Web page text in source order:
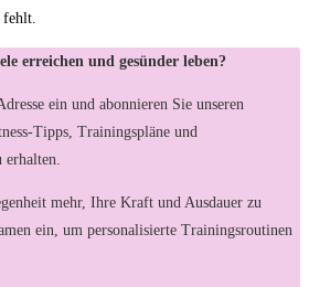
erreichen und gesünder leben?
ein und abonnieren Sie unseren
Tipps, Trainingspläne und
mehr, Ihre Kraft und Ausdauer zu
ein, um personalisierte Trainingsroutinen